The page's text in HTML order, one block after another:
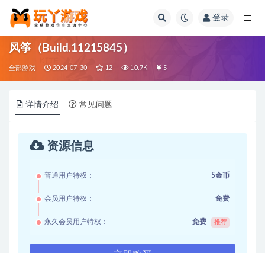
登录
风筝（Build.11215845）
全部游戏 2024-07-30 12 10.7K 5
详情介绍 常见问题
资源信息
普通用户特权： 5金币
会员用户特权： 免费
永久会员用户特权： 免费 推荐